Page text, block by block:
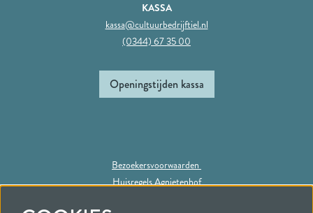
KASSA
kassa@cultuurbedrijftiel.nl
(0344) 67 35 00
Openingstijden kassa
Bezoekersvoorwaarden
Huisregels Agnietenhof